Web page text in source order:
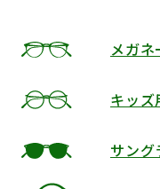
メガネ
キッズ
サング